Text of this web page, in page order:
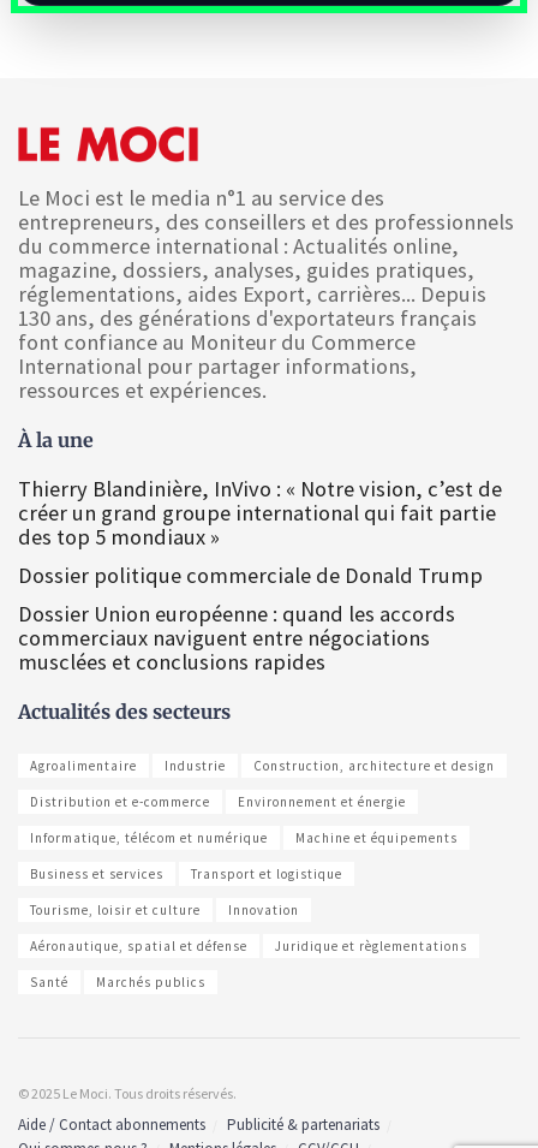
Le Moci est le media n°1 au service des
entrepreneurs, des conseillers et des professionnels
du commerce international : Actualités online,
magazine, dossiers, analyses, guides pratiques,
réglementations, aides Export, carrières... Depuis
130 ans, des générations d'exportateurs français
font confiance au Moniteur du Commerce
International pour partager informations,
ressources et expériences.
À la une
Thierry Blandinière, InVivo : « Notre vision, c’est de
créer un grand groupe international qui fait partie
des top 5 mondiaux »
Dossier politique commerciale de Donald Trump
Dossier Union européenne : quand les accords
commerciaux naviguent entre négociations
musclées et conclusions rapides
Actualités des secteurs
Agroalimentaire Industrie Construction, architecture et design
Distribution et e-commerce Environnement et énergie
Informatique, télécom et numérique Machine et équipements
Business et services Transport et logistique
Tourisme, loisir et culture Innovation
Aéronautique, spatial et défense Juridique et règlementations
Santé Marchés publics
© 2025 Le Moci. Tous droits réservés.
Aide / Contact abonnements
Publicité & partenariats